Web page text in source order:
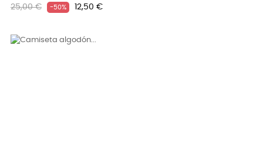
Precio
25,00 € -50% Precio
12,50 €